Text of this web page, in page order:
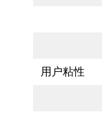
用户粘性